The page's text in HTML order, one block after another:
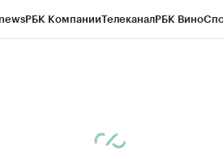
РБК КомпанииТелеканалРБК Вино